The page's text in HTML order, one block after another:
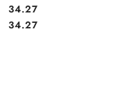
Cena:
34.27
Cena:
34.27